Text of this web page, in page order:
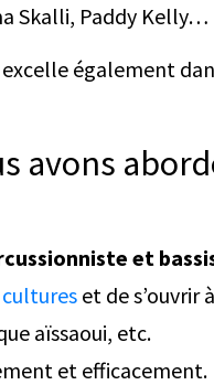
Skalli, Paddy Kelly…
également
avons
et
cultures et de s’ouvrir
aïssaoui, etc.
et efficacement.